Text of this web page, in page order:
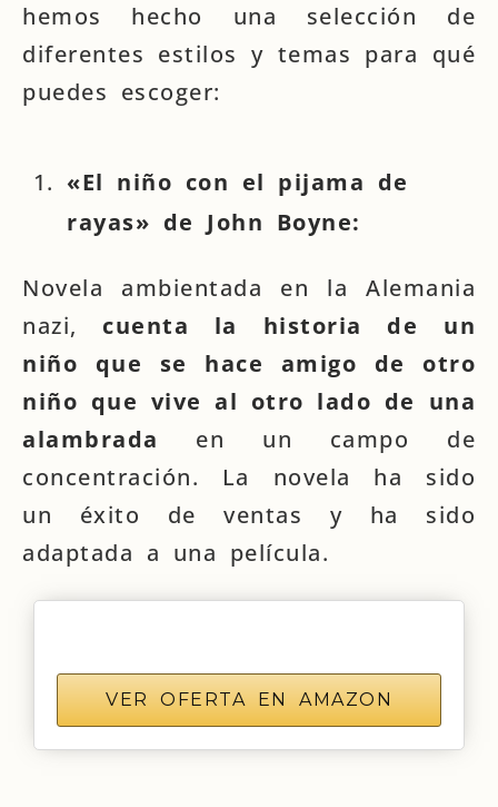
hemos hecho una selección de
diferentes estilos y temas para qué
puedes escoger:
«El niño con el pijama de
rayas» de John Boyne:
Novela ambientada en la Alemania
nazi, cuenta la historia de un
niño que se hace amigo de otro
niño que vive al otro lado de una
alambrada en un campo de
concentración. La novela ha sido
un éxito de ventas y ha sido
adaptada a una película.
VER OFERTA EN AMAZON